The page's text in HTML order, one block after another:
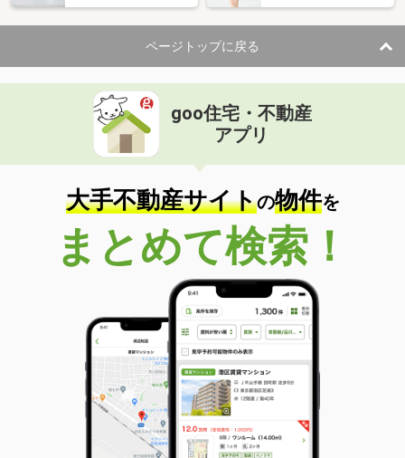
住 所
愛媛県松山市松前町２丁目
専有面積 73m²
間取り
3LDK
愛媛県松山市辰巳町
価 格
1,300万円
住 所
愛媛県松山市辰巳町
専有面積 81.71m²
間取り
3LDK
愛媛県松山市岩崎町１丁目
価 格
1,750万円
愛媛県松山市岩崎町１丁目
67.47m²
間取り
3LDK
ページトップに戻る
goo住宅・不動産
アプリ
大手不動産サイトの物件を
まとめて検索！